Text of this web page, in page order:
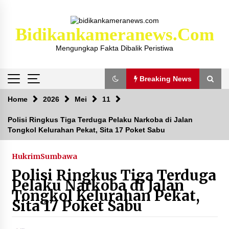
Bidikankameranews.com
Mengungkap Fakta Dibalik Peristiwa
Breaking News
Breaking News
Kejaksaan KSB Mulai Lidik Mafia Tanah Desa
Sekongkang Bawah
2 tahun ago
Laporan Dugaan Pencabulan di Desa Sepayung
Kec. Plampang, Polres Sumbawa Pastikan
Proses Penyelidikan Berjalan Maksimal
4 minggu ago
Home 2026 Mei 11
Polisi Ringkus Tiga Terduga Pelaku Narkoba di Jalan
Tongkol Kelurahan Pekat, Sita 17 Poket Sabu
HukrimSumbawa
Polisi Ringkus Tiga Terduga
Pelaku Narkoba di Jalan
Tongkol Kelurahan Pekat,
Sita 17 Poket Sabu